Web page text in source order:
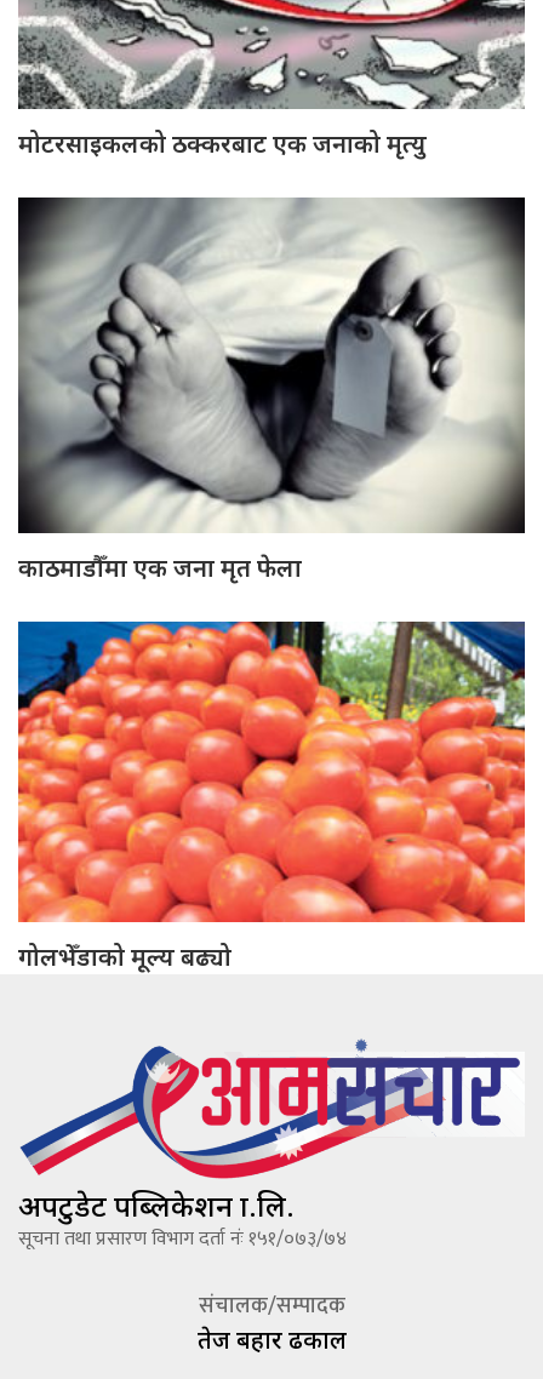
मोटरसाइकलको ठक्करबाट एक जनाको मृत्यु
काठमाडौँमा एक जना मृत फेला
गोलभेँडाको मूल्य बढ्यो
अपटुडेट पब्लिकेशन प्रा.लि.
सूचना तथा प्रसारण विभाग दर्ता नंः १५१/०७३/७४
संचालक/सम्पादक
तेज बहादूर ढकाल